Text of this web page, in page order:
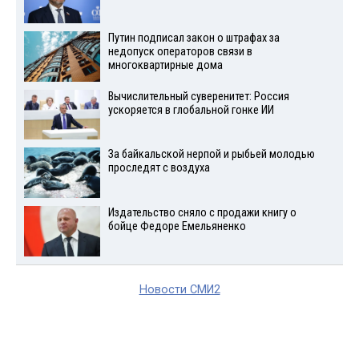
Путин подписал закон о штрафах за
недопуск операторов связи в
многоквартирные дома
Вычислительный суверенитет: Россия
ускоряется в глобальной гонке ИИ
За байкальской нерпой и рыбьей молодью
проследят с воздуха
Издательство сняло с продажи книгу о
бойце Федоре Емельяненко
Новости СМИ2